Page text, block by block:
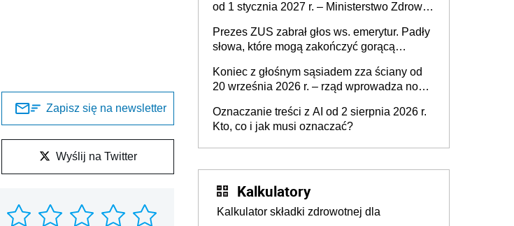
Zapisz się na newsletter
Wyślij na Twitter
od 1 stycznia 2027 r. – Ministerstwo Zdrowia
2027 r.
Prezes ZUS zabrał głos ws. emerytur. Padły
słowa, które mogą zakończyć gorącą
Koniec z głośnym sąsiadem zza ściany od
20 września 2026 r. – rząd wprowadza nowe
mieszkańców
Oznaczanie treści z AI od 2 sierpnia 2026 r.
Kto, co i jak musi oznaczać?
Kalkulatory
Kalkulator składki zdrowotnej dla